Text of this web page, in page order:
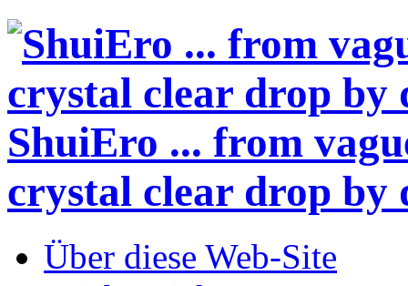
ShuiEro ... from
crystal clear drop by
Über diese Web-Site